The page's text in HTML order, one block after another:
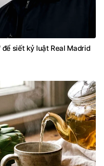
siết kỷ luật Real Madrid